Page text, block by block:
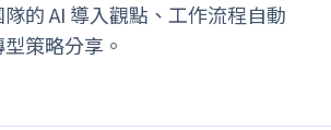
的 AI 導入觀點、工作流程自動
策略分享。